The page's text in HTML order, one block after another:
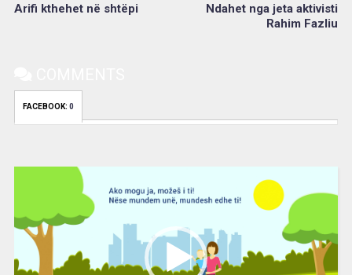
Arifi kthehet në shtëpi
Ndahet nga jeta aktivisti
Rahim Fazliu
FACEBOOK: 0